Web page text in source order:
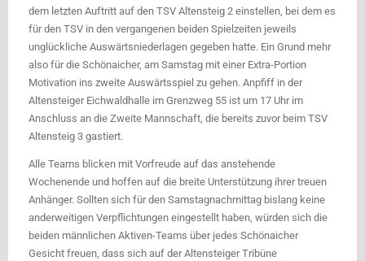
dem letzten Auftritt auf den TSV Altensteig 2 einstellen, bei dem es
für den TSV in den vergangenen beiden Spielzeiten jeweils
unglückliche Auswärtsniederlagen gegeben hatte. Ein Grund mehr
also für die Schönaicher, am Samstag mit einer Extra-Portion
Motivation ins zweite Auswärtsspiel zu gehen. Anpfiff in der
Altensteiger Eichwaldhalle im Grenzweg 55 ist um 17 Uhr im
Anschluss an die Zweite Mannschaft, die bereits zuvor beim TSV
Altensteig 3 gastiert.
Alle Teams blicken mit Vorfreude auf das anstehende
Wochenende und hoffen auf die breite Unterstützung ihrer treuen
Anhänger. Sollten sich für den Samstagnachmittag bislang keine
anderweitigen Verpflichtungen eingestellt haben, würden sich die
beiden männlichen Aktiven-Teams über jedes Schönaicher
Gesicht freuen, dass sich auf der Altensteiger Tribüne